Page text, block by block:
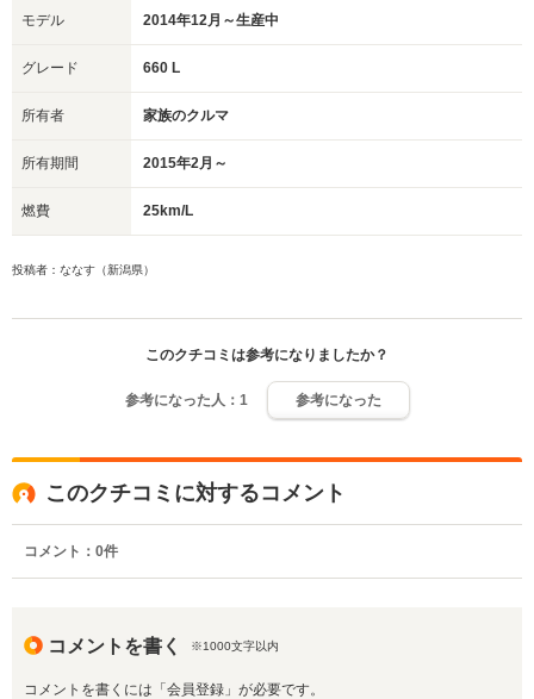
モデル 2014年12月～生産中
グレード 660 L
所有者 家族のクルマ
所有期間 2015年2月～
燃費 25km/L
投稿者：ななす（新潟県）
このクチコミは参考になりましたか？
参考になった人： 1 参考になった
このクチコミに対するコメント
コメント： 0件
コメントを書く ※1000文字以内
コメントを書くには「会員登録」が必要です。